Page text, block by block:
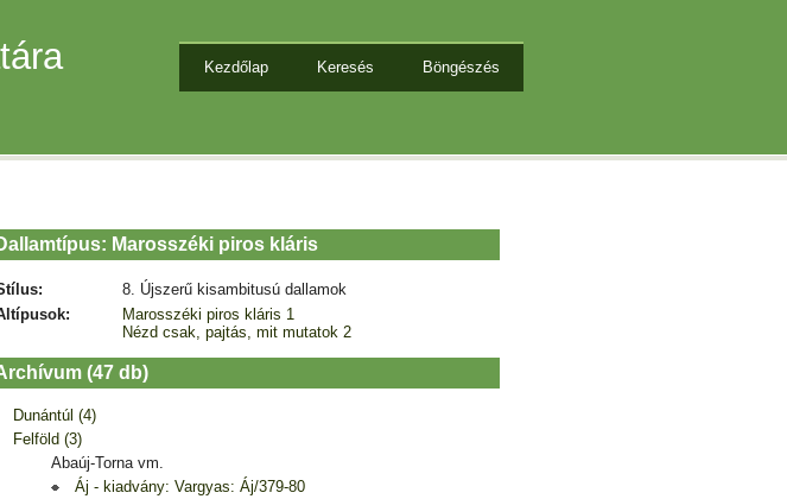
Kezdőlap Keresés Böngészés
Marosszéki piros kláris
8. Újszerű kisambitusú dallamok
Marosszéki piros kláris 1
Nézd csak, pajtás, mit mutatok 2
(47 db)
Dunántúl (4)
Felföld (3)
Abaúj-Torna vm.
Áj - kiadvány: Vargyas: Áj/379-80